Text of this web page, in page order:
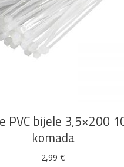
DODAJ U KOŠARICU
PVC bijele 3,5×200
komada
2,99 €